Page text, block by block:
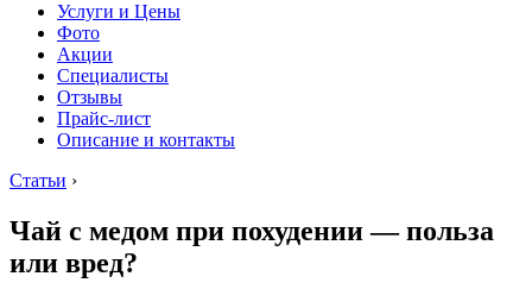
Услуги и Цены
Фото
Акции
Специалисты
Отзывы
Прайс-лист
Описание и контакты
Статьи ›
Чай с медом при похудении — польза
или вред?